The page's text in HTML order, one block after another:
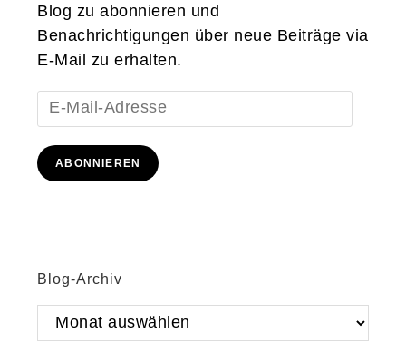
Blog zu abonnieren und
Benachrichtigungen über neue Beiträge via
E-Mail zu erhalten.
E-
Mail-
Adresse
ABONNIEREN
Blog-Archiv
Blog-
Archiv